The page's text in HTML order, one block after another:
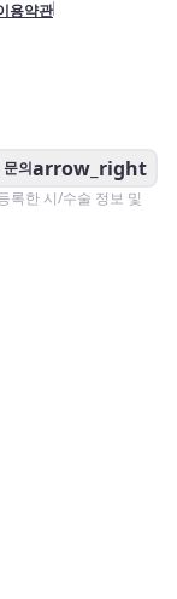
용약관
의arrow_right
록한 시/수술 정보 및